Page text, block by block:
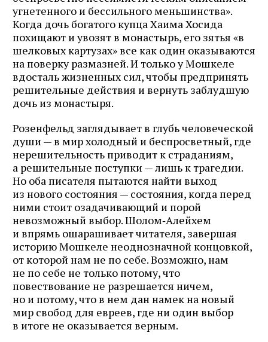
угнетенного и бессильного меньшинства».
Когда дочь богатого купца Хаима Хосида
похищают и увозят в монастырь, его зятья «в
шелковых картузах» все как один оказываются
на поверку размазней. И только у Мошкеле
вдосталь жизненных сил, чтобы предпринять
решительные действия и вернуть заблудшую
дочь из монастыря.
Розенфельд заглядывает в глубь человеческой
души — в мир холодный и беспросветный, где
нерешительность приводит к страданиям,
а решительные поступки — лишь к трагедии.
Но оба писателя пытаются найти выход
из нового состояния — состояния, когда перед
ними стоит озадачивающий и порой
невозможный выбор. Шолом‑Алейхем
и впрямь ошарашивает читателя, завершая
историю Мошкеле неоднозначной концовкой,
от которой нам не по себе. Возможно, нам
не по себе не только потому, что
повествование не разрешается ничем,
но и потому, что в нем дан намек на новый
мир свобод для евреев, где ни один выбор
в итоге не оказывается верным.